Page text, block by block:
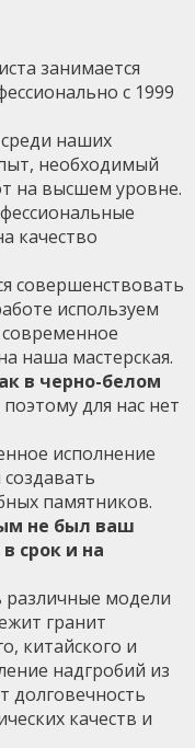
занимается
с 1999
наших
необходимый
на высшем уровне.
качество
совершенствовать
используем
наша мастерская.
в черно-белом
поэтому для нас нет
исполнение
памятников.
не был ваш
срок и на
различные модели
гранит
китайского и
надгробий из
долговечность
качеств и